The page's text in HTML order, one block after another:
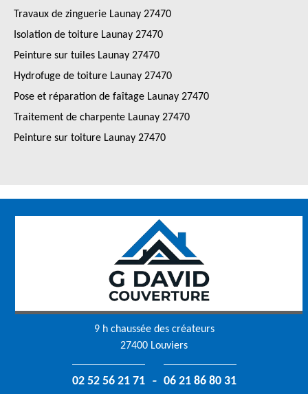
Travaux de zinguerie Launay 27470
Isolation de toiture Launay 27470
Peinture sur tuiles Launay 27470
Hydrofuge de toiture Launay 27470
Pose et réparation de faîtage Launay 27470
Traitement de charpente Launay 27470
Peinture sur toiture Launay 27470
9 h chaussée des créateurs
27400 Louviers
02 52 56 21 71 - 06 21 86 80 31